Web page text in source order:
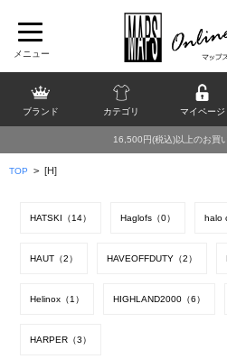
ブランド カテゴリ マイページ
16,500円(税込)以上のお買
TOP > [H]
HATSKI（14） Haglofs（0） halo
HAUT（2） HAVEOFFDUTY（2）
Helinox（1） HIGHLAND2000（6）
HARPER（3）